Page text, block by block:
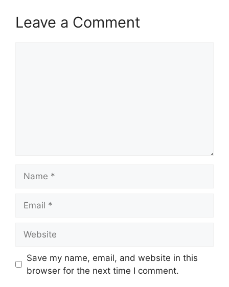
Leave a Comment
Save my name, email, and website in this
browser for the next time I comment.